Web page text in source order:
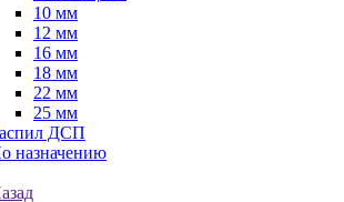
10 мм
12 мм
16 мм
18 мм
22 мм
25 мм
ДСП
назначению